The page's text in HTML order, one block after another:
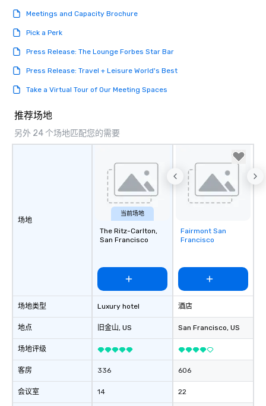
Meetings and Capacity Brochure
Pick a Perk
Press Release: The Lounge Forbes Star Bar
Press Release: Travel + Leisure World's Best
Take a Virtual Tour of Our Meeting Spaces
推荐场地
另外 24 个场地匹配您的需要
场地
场地类型
地点
场地评级
客房
会议室
当前场地
The Ritz-Carlton,
San Francisco
Luxury hotel
旧金山, US
336
14
Removed from
favorites
Fairmont San
Francisco
酒店
San Francisco, US
606
22